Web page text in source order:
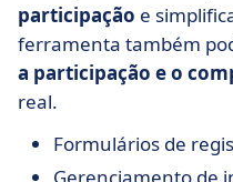
participação e
ferramenta também
a participação e o
real.
Formulários de